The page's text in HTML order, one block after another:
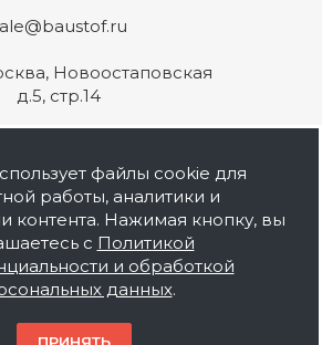
Новоостаповская
д.5, стр.14
Баустов. Собственное
продукции,
продажа строительных
объектов под ключ.
носит ознакомительный
публичной офертой.
файлы cookie для
работы, аналитики и
контента. Нажимая кнопку, вы
с Политикой
и обработкой
данных.